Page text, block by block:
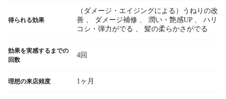
得られる効果
（ダメージ・エイジングによる）うねりの改
善 、 ダメージ補修 、 潤い・艶感UP 、
ハリ
コシ・弾力がでる 、 髪の柔らかさがでる
効果を実感するまでの
回数
4回
理想の来店頻度 1ヶ月